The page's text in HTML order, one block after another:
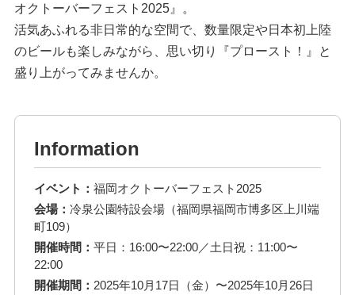
オクトーバーフェスト2025』。
活気あふれる非日常的な空間で、数量限定や日本初上陸
のビールも楽しみながら、思い切り『プロースト！』と
盛り上がってみませんか。
Information
イベント： 福岡オクトーバーフェスト2025
会場： 冷泉公園特設会場（福岡県福岡市博多区上川端
町109）
開催時間： 平日：16:00〜22:00／土日祝：11:00〜
22:00
開催期間： 2025年10月17日（金）〜2025年10月26日